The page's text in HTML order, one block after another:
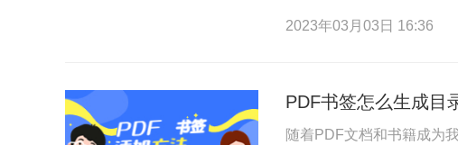
2023年03月03日 16:36
PDF书签怎么生成目
随着PDF文档和书籍成为